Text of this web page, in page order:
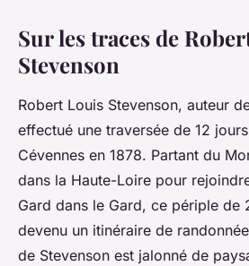
Sur les traces de
Stevenson
Robert Louis Stevenson, auteur
effectué une traversée de 12
Cévennes en 1878. Partant du
dans la Haute-Loire pour
Gard dans le Gard, ce périple de
devenu un itinéraire de
de Stevenson est jalonné de